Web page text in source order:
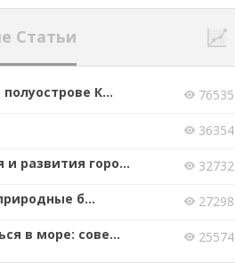
Статьи
К...
76535
36354
и развития горо...
32732
б...
27298
в море: сове...
25574